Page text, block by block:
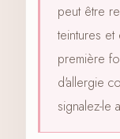
peut être
teintures
première
d'allergie
signalez-le